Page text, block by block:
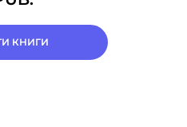
КНИГИ